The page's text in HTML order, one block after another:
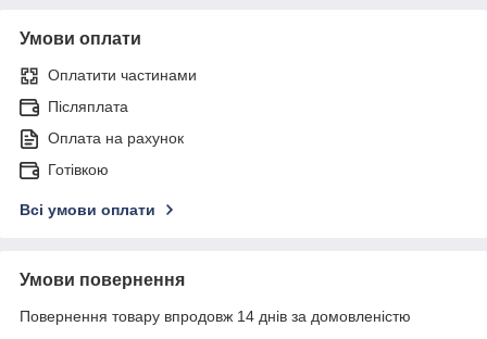
Умови оплати
Оплатити частинами
Післяплата
Оплата на рахунок
Готівкою
Всі умови оплати
Умови повернення
Повернення товару впродовж 14 днів за домовленістю